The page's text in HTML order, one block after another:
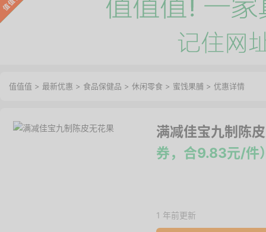
值值值 > 最新优惠 > 食品保健品 > 休闲零食 > 蜜饯果脯 > 优惠详情
满减佳宝九制陈
券，合9.83元/件
1 年前更新